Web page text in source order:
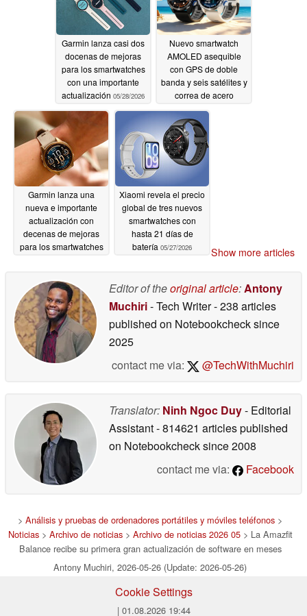
Garmin lanza casi dos
docenas de mejoras
para los smartwatches
con una importante
actualización 05/28/2026
Nuevo smartwatch
AMOLED asequible
con GPS de doble
banda y seis satélites y
correa de acero
inoxidable gratuita
05/27/2026
Garmin lanza una
nueva e importante
actualización con
decenas de mejoras
para los smartwatches
Xiaomi revela el precio
global de tres nuevos
smartwatches con
hasta 21 días de
batería 05/27/2026 Show more articles
Editor of theoriginal article:Antony
Muchiri- Tech Writer- 238 articles
published on Notebookchecksince
2025
contact me via:
@TechWithMuchiri
Translator: Ninh Ngoc Duy- Editorial
Assistant- 814621 articles published
on Notebookchecksince 2008
contact me via:
Facebook
> Análisis y pruebas de ordenadores portátiles y móviles teléfonos >
Noticias> Archivo de noticias> Archivo de noticias 2026 05> La Amazfit
Balance recibe su primera gran actualización de software en meses
Antony Muchiri, 2026-05-26 (Update: 2026-05-26)
Cookie Settings
| 01.08.2026 19:44